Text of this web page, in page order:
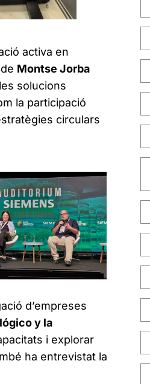
activa en
Montse Jorba
solucions
la participació
circulars
d’empreses
y la
i explorar
ha entrevistat la